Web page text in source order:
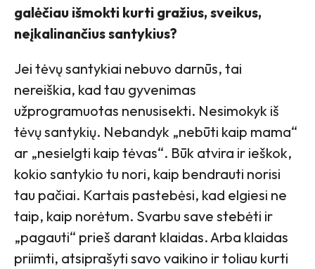
galėčiau išmokti kurti gražius, sveikus,
neįkalinančius santykius?
Jei tėvų santykiai nebuvo darnūs, tai
nereiškia, kad tau gyvenimas
užprogramuotas nenusisekti. Nesimokyk iš
tėvų santykių. Nebandyk „nebūti kaip mama“
ar „nesielgti kaip tėvas“. Būk atvira ir ieškok,
kokio santykio tu nori, kaip bendrauti norisi
tau pačiai. Kartais pastebėsi, kad elgiesi ne
taip, kaip norėtum. Svarbu save stebėti ir
„pagauti“ prieš darant klaidas. Arba klaidas
priimti, atsiprašyti savo vaikino ir toliau kurti